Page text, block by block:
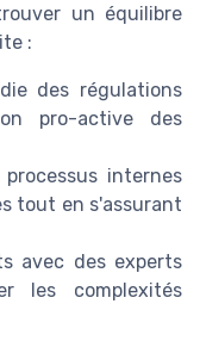
un équilibre
:
des régulations
pro-active des
internes
tout en s'assurant
avec des experts
les complexités